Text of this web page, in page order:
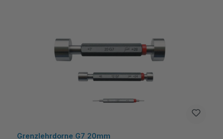
Grenzlehrdorne G7 20mm